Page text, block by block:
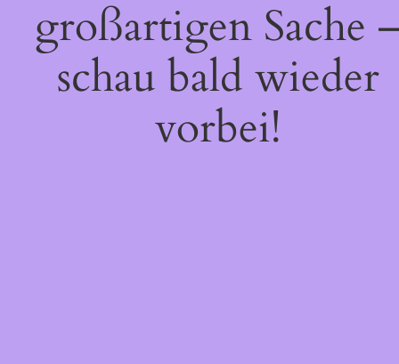
großartigen Sache
schau bald wieder
vorbei!